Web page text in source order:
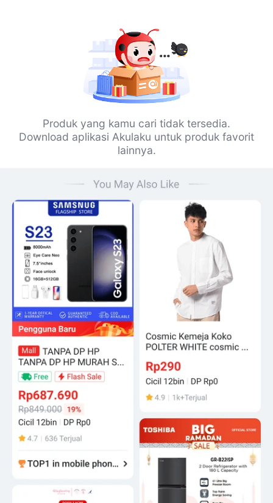
Produk yang kamu cari tidak tersedia.
Download aplikasi Akulaku untuk produk favorit
lainnya.